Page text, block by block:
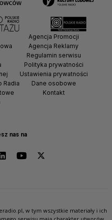
nas na
Radia
Agencja Promocji
Agencja Reklamy
Regulamin serwisu
Polityka prywatności
Ustawienia prywatności
Dane osobowe
Kontakt
w tym wszystkie materiały i ich